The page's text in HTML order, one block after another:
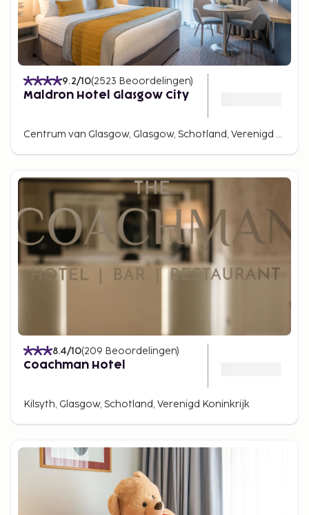
9.2/10(2523 Beoordelingen)
Maldron Hotel Glasgow City
Centrum van Glasgow, Glasgow, Schotland, Verenigd Koninkrijk
8.4/10(209 Beoordelingen)
Coachman Hotel
Kilsyth, Glasgow, Schotland, Verenigd Koninkrijk